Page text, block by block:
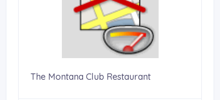
The Montana Club Restaurant